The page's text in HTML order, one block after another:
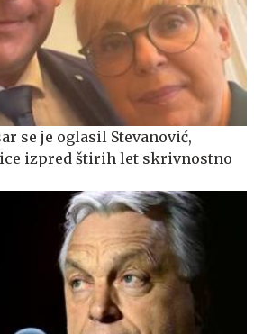
se je oglasil Stevanović,
izpred štirih let skrivnostno